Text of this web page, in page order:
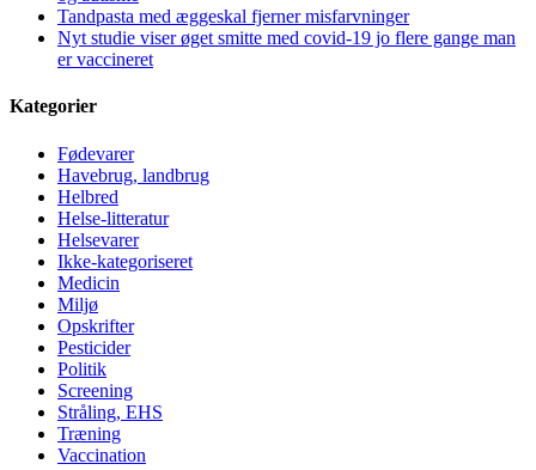
Tandpasta med æggeskal fjerner misfarvninger
Nyt studie viser øget smitte med covid-19 jo flere gange man
er vaccineret
Kategorier
Fødevarer
Havebrug, landbrug
Helbred
Helse-litteratur
Helsevarer
Ikke-kategoriseret
Medicin
Miljø
Opskrifter
Pesticider
Politik
Screening
Stråling, EHS
Træning
Vaccination